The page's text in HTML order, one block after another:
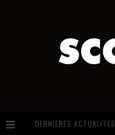
DERNIÈRES ACTUALITÉS